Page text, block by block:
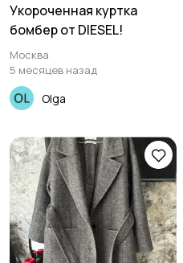
Укороченная куртка
бомбер от DIESEL!
Москва
5 месяцев назад
Olga